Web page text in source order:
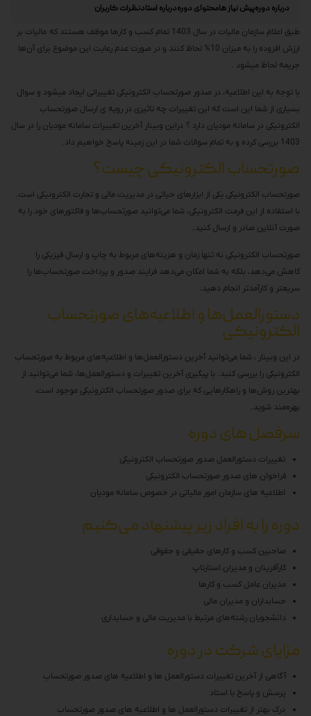
درباره دورهپیش نیاز هامحتوای دورهدرباره استادنظرات کاربران
طبق اعلام سازمان مالیات در سال 1403 تمام کسب و کارها موظف هستند که مالیات بر
ارزش افزوده را به میزان 10% لحاظ کنند و در صورت عدم رعایت این موضوع برای آن‌ها
جریمه لحاظ میشود .
با توجه به این اطلاعیه، در صدور صورتحساب الکترونیکی تغییراتی ایجاد میشود و سوال
بسیاری از شما این است که این تغییرات چه تاثیری در رویه ی ارسال صورتحساب
الکترونیکی در سامانه مودیان دارد ؟ دراین وبینار آخرین تغییرات سامانه مودیان را در سال
1403 بررسی کرده و به تمام سوالات شما در این زمینه پاسخ خواهیم داد.
صورتحساب الکترونیکی چیست؟
صورتحساب الکترونیکی یکی از ابزارهای حیاتی در مدیریت مالی و تجارت الکترونیکی است.
با استفاده از این فرمت الکترونیکی، شما می‌توانید صورتحساب‌ها و فاکتورهای خود را به
صورت آنلاین صادر و ارسال کنید.
صورتحساب الکترونیکی نه‌ تنها زمان و هزینه‌های مربوط به چاپ و ارسال فیزیکی را
کاهش می‌دهد، بلکه به شما امکان می‌دهد فرایند صدور و پرداخت صورتحساب‌ها را
سریعتر و کارآمدتر انجام دهید.
دستورالعمل‌ها و اطلاعیه‌های صورتحساب
الکترونیکی
در این وبینار ، شما می‌توانید آخرین دستورالعمل‌ها و اطلاعیه‌های مربوط به صورتحساب
الکترونیکی را بررسی کنید. با پیگیری آخرین تغییرات و دستورالعمل‌ها، شما می‌توانید از
بهترین روش‌ها و راهکارهایی که برای صدور صورتحساب الکترونیکی موجود است،
بهره‌مند شوید.
سرفصل های دوره
تغییرات دستورالعمل صدور صورتحساب الکترونیکی
فراخوان های صدور صورتحساب الکترونیکی
⁠اطلاعیه های سازمان امور مالیاتی در خصوص سامانه مودیان
دوره را به افراد زیر پیشنهاد می‌کنیم
صاحبین کسب و کارهای حقیقی و حقوقی
کارآفرینان و مدیران استارتاپ
مدیران عامل کسب و کارها
حسابداران و مدیران مالی
دانشجویان رشته‌های مرتبط با مدیریت مالی و حسابداری
مزایای شرکت در دوره
آگاهی از آخرین تغییرات دستورالعمل ها و اطلاعیه های صدور صورتحساب
پرسش و پاسخ با استاد
درک بهتر از تغییرات دستورالعمل ها و اطلاعیه های صدور صورتحساب